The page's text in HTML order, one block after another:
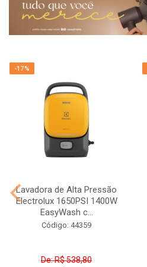
-17%
Lavadora de Alta Pressão
Electrolux 1650PSI 1400W
EasyWash c...
Código: 44359
De: R$ 538,80